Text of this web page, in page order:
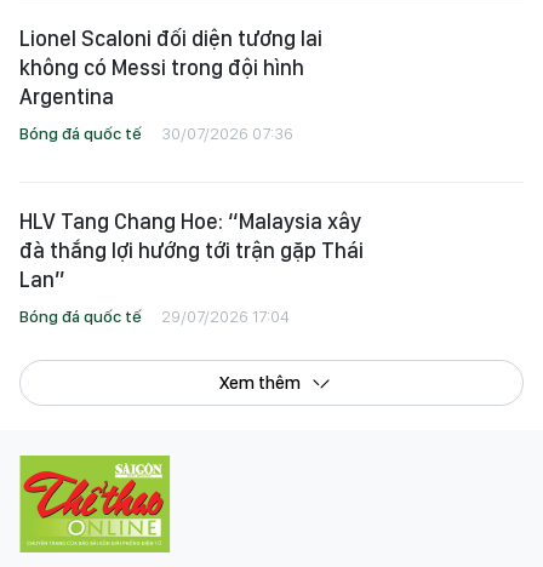
Lionel Scaloni đối diện tương lai
không có Messi trong đội hình
Argentina
Bóng đá quốc tế 30/07/2026 07:36
HLV Tang Chang Hoe: “Malaysia xây
đà thắng lợi hướng tới trận gặp Thái
Lan”
Bóng đá quốc tế 29/07/2026 17:04
Xem thêm